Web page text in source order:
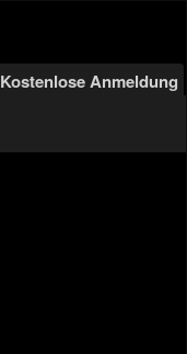
Kostenlose Anmeldung